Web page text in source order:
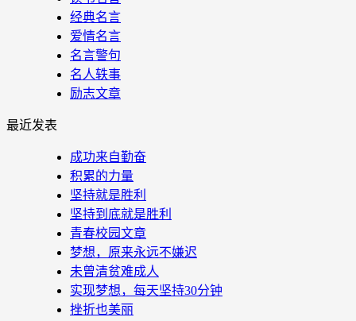
经典名言
爱情名言
名言警句
名人轶事
励志文章
最近发表
成功来自勤奋
积累的力量
坚持就是胜利
坚持到底就是胜利
青春校园文章
梦想，原来永远不嫌迟
未曾清贫难成人
实现梦想，每天坚持30分钟
挫折也美丽